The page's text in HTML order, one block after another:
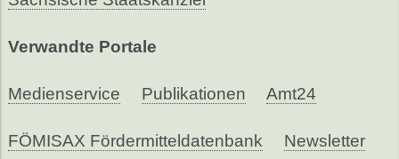
Verwandte Portale
Medienservice Publikationen Amt24
FÖMISAX Fördermitteldatenbank Newsletter